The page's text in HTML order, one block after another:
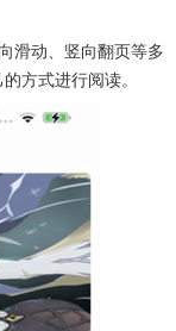
滑动、竖向翻页等多
方式进行阅读。